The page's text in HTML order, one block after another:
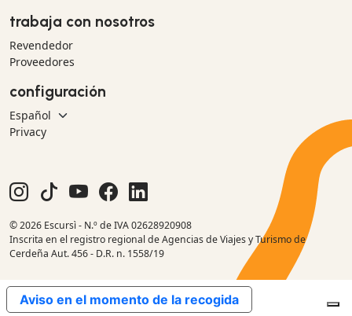
trabaja con nosotros
Revendedor
Proveedores
configuración
Privacy
© 2026 Escursì - N.º de IVA 02628920908
Inscrita en el registro regional de Agencias de Viajes y Turismo de
Cerdeña Aut. 456 - D.R. n. 1558/19
Aviso en el momento de la recogida